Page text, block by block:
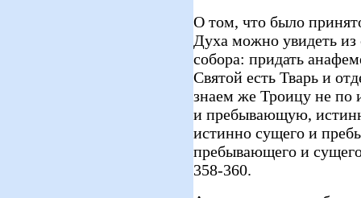
О том, что было
Духа можно увидеть
собора: придать
Святой есть Тварь и
знаем же Троицу не по
и пребывающую,
истинно сущего и
пребывающего и
358-360.